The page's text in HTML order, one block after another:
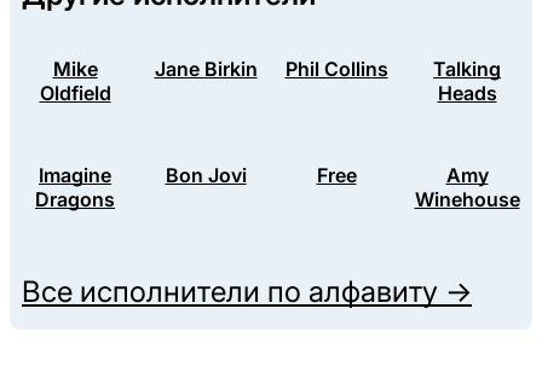
Mike
Oldfield
Jane Birkin Phil Collins
Talking
Heads
Imagine
Dragons
Bon Jovi Free
Amy
Winehouse
Все исполнители по алфавиту →